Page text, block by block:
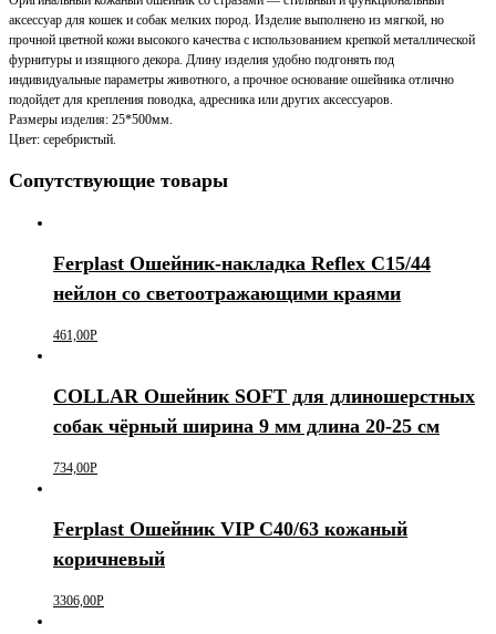
аксессуар для кошек и собак мелких пород. Изделие выполнено из мягкой, но
прочной цветной кожи высокого качества с использованием крепкой металлической
фурнитуры и изящного декора. Длину изделия удобно подгонять под
индивидуальные параметры животного, а прочное основание ошейника отлично
подойдет для крепления поводка, адресника или других аксессуаров.
Размеры изделия: 25*500мм.
Цвет: серебристый.
Сопутствующие товары
Ferplast Ошейник-накладка Reflex C15/44
нейлон со светоотражающими краями
461,00Р
COLLAR Ошейник SOFT для длиношерстных
собак чёрный ширина 9 мм длина 20-25 см
734,00Р
Ferplast Ошейник VIP C40/63 кожаный
коричневый
3306,00Р